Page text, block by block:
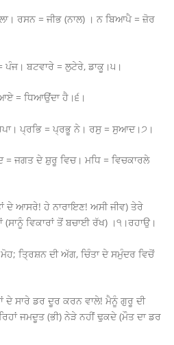
ਰਸਨ = ਜੀਭ (ਨਾਲ) । ਨ ਬਿਆਪੈ = ਜ਼ੋਰ
ਪੰਜ। ਬਟਵਾਰੇ = ਲੁਟੇਰੇ, ਡਾਕੂ।੫।
= ਧਿਆਉਂਦਾ ਹੈ।੬।
ਪ੍ਰਭਿ = ਪ੍ਰਭੂ ਨੇ। ਰਸੁ = ਸੁਆਦ।੭।
= ਜਗਤ ਦੇ ਸ਼ੁਰੂ ਵਿਚ। ਮਧਿ = ਵਿਚਕਾਰਲੇ
ਦੇ ਆਸਰੇ! ਹੇ ਨਾਰਾਇਣ! ਅਸੀ ਜੀਵ) ਤੇਰੇ
ਵਿਕਾਰਾਂ ਤੋਂ ਬਚਾਈ ਰੱਖ) ।੧।ਰਹਾਉ।
ਤ੍ਰਿਸ਼ਨ ਦੀ ਅੱਗ, ਚਿੰਤਾ ਦੇ ਸਮੁੰਦਰ ਵਿਚੋਂ
ਸਾਰੇ ਡਰ ਦੂਰ ਕਰਨ ਵਾਲੇ! ਮੈਨੂੰ ਗੁਰੂ ਦੀ
ਜਮਦੂਤ (ਭੀ) ਨੇੜੇ ਨਹੀਂ ਢੁਕਦੇ (ਮੌਤ ਦਾ ਡਰ